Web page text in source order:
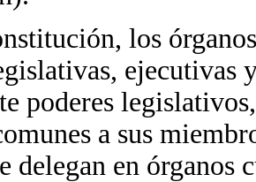
los
ejecutivas
poderes
a sus
delegan en órganos